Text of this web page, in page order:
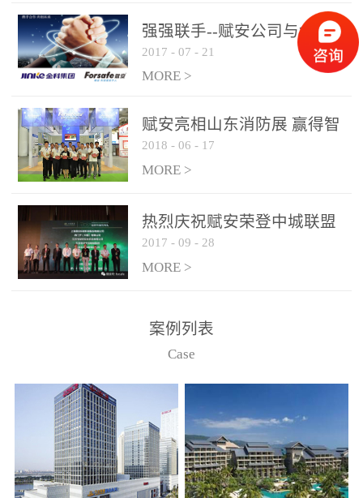
是针对这种高大空间建筑
物的消防设施、设备通过
现场图像的实时获取、预
处理和特征提取分析，实
现火焰的跟踪和识别。能
更早的进行预警，达到早
报早防的效果。 系统构
成示意图： 图像型火灾
和监控端两大部分组成。
两者之间通过以太网相
联，一台监控主机最多可
从监控主机上获取，最多
只能接6台，超过的需从现
强强联手--赋安公司与金科
集团达成战略合作协议
2017 - 07 - 21
MORE >
赋安亮相山东消防展 赢得智
慧消防新荣耀
2018 - 06 - 17
MORE >
热烈庆祝赋安荣登中城联盟
联合采购战略合作平台
2017 - 09 - 28
MORE >
案例列表
Case